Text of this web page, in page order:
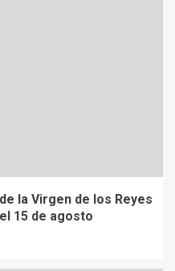
la Virgen de los Reyes
15 de agosto